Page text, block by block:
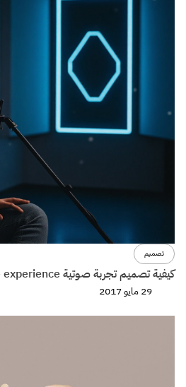
تصميم
كيفية تصميم تجربة صوتية voice experience الجزء الثالث
29 مايو 2017